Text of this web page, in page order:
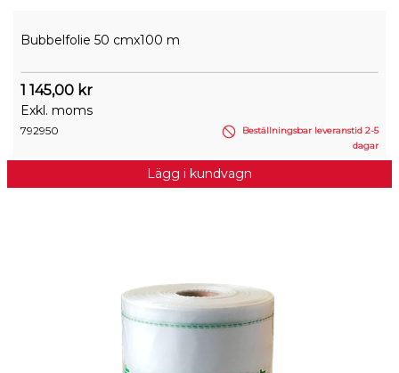
Bubbelfolie 50 cmx100 m
1 145,00 kr
Exkl. moms
792950
Beställningsbar leveranstid 2-5
dagar
Lägg i kundvagn